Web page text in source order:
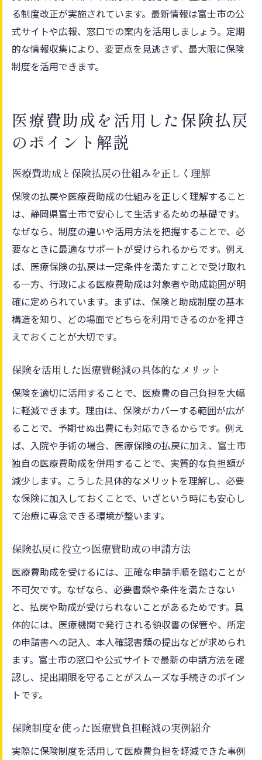
る制度改正が実施されています。最新情報は富士市の公
式サイトや広報、窓口での案内を活用しましょう。定期
的な情報収集により、変更点を見逃さず、最大限に保険
制度を活用できます。
医療費助成を活用した保険払戻
のポイント解説
医療費助成と保険払戻の仕組みを正しく理解
保険の払戻や医療費助成の仕組みを正しく理解すること
は、静岡県富士市で安心して生活するための基礎です。
なぜなら、制度の違いや活用方法を把握することで、必
要なときに最適なサポートが受けられるからです。例え
ば、医療保険の払戻は一定条件を満たすことで受け取れ
る一方、行政による医療費助成は対象者や助成範囲が明
確に定められています。まずは、保険と助成制度の基本
構造を知り、どの場面でどちらを利用できるのかを押さ
えておくことが大切です。
保険を活用した医療費軽減の具体的なメリット
保険を適切に活用することで、医療費の自己負担を大幅
に軽減できます。理由は、保険がカバーする範囲が広が
ることで、予期せぬ出費にも対応できるからです。例え
ば、入院や手術の場合、医療保険の払戻に加え、富士市
独自の医療費助成を併用することで、実質的な負担額が
減少します。こうした具体的なメリットを理解し、必要
な保険に加入しておくことで、いざという時にも安心し
て治療に専念できる環境が整います。
保険払戻に役立つ医療費助成の申請方法
医療費助成を受けるには、正確な申請手順を踏むことが
不可欠です。なぜなら、必要書類や条件を満たさない
と、払戻や助成が受けられないことがあるためです。具
体的には、医療機関で発行される領収書の保管や、所定
の申請書への記入、本人確認書類の提出などが求められ
ます。富士市の窓口や公式サイトで最新の申請方法を確
認し、提出期限を守ることがスムーズな手続きのポイン
トです。
保険制度を使った医療費負担軽減の実例紹介
実際に保険制度を活用して医療費負担を軽減できた事例